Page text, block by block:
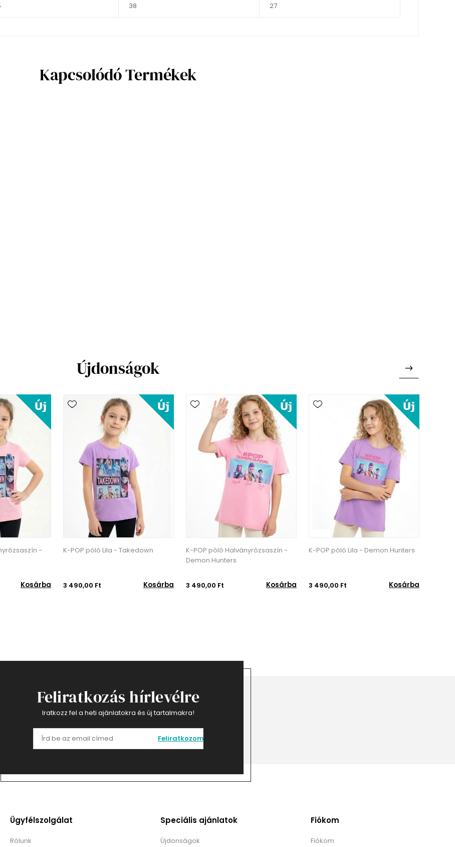
38 27
Kapcsolódó Termékek
Újdonságok
-
Kosárba
K-POP póló Lila - Takedown
3 490,00 Ft Kosárba
K-POP póló Halványrózsaszín -
Demon Hunters
3 490,00 Ft Kosárba
K-POP póló Lila - Demon Hunters
3 490,00 Ft Kosárba
Feliratkozás hírlevélre
Iratkozz fel a heti ajánlatokra és új tartalmakra!
Feliratkozom
Ügyfélszolgálat
Rólunk
Speciális ajánlatok
Újdonságok
Fiókom
Fiókom